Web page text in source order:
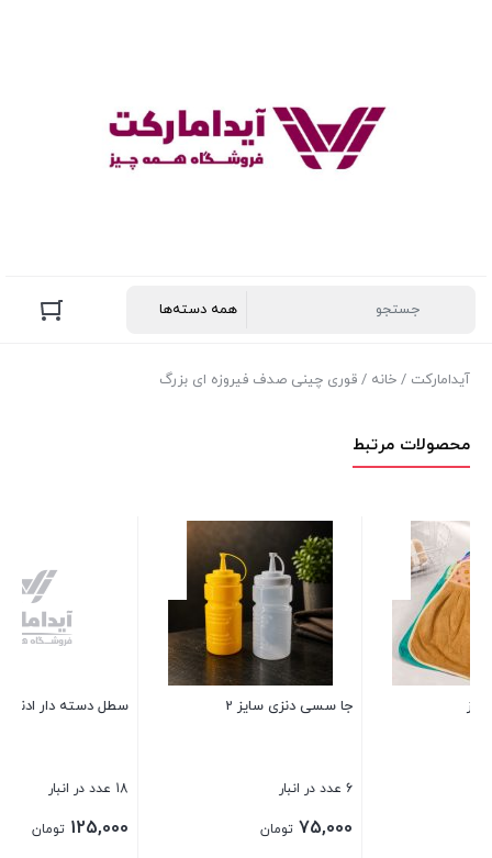
آیدامارکت / خانه / قوری چینی صدف فیروزه ای بزرگ
محصولات مرتبط
سطل دسته دار ادنا سایز 5
125,000 تومان
110,000